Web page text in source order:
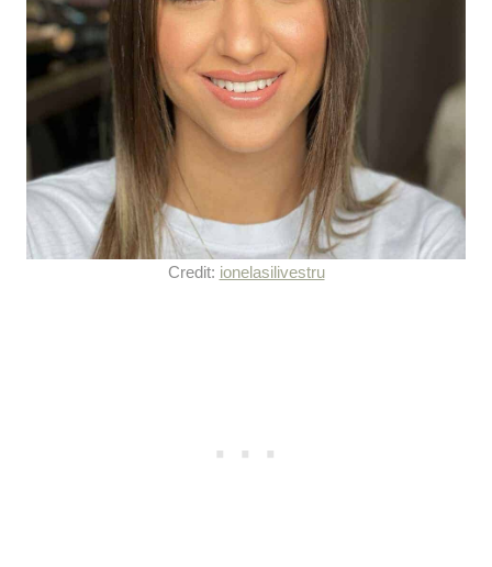
Credit: ionelasilivestru